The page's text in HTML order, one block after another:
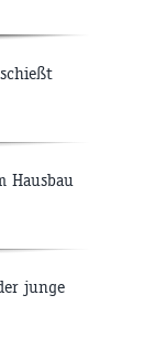
Hausbau
junge